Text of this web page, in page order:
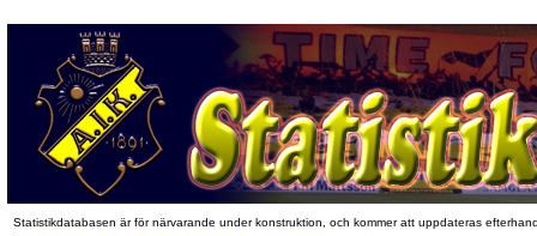
Statistikdatabasen är för närvarande under konstruktion, och kommer att uppdateras